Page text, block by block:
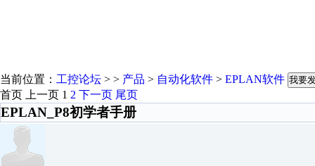
当前位置： 工控论坛 > > 产品 > 自动化软件 > EPLAN软件 我要
首页 上一页 1 2 下一页 尾页
EPLAN_P8初学者手册